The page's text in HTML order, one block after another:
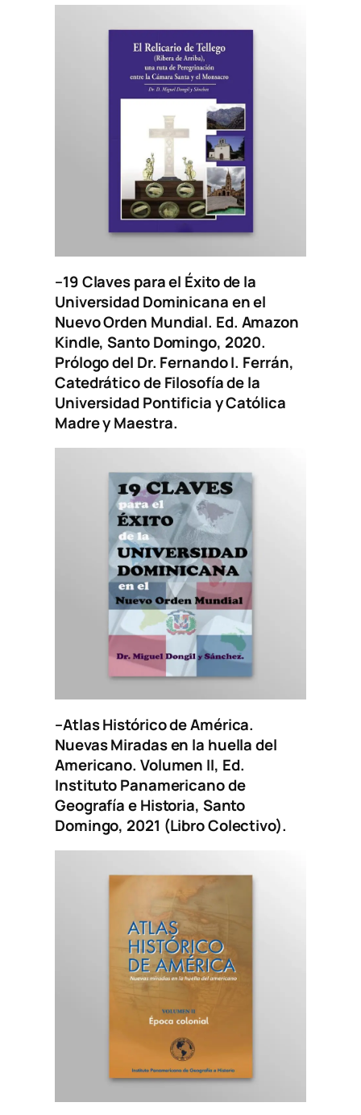
–19 Claves para el Éxito de la
Universidad Dominicana en el
Nuevo Orden Mundial. Ed. Amazon
Kindle, Santo Domingo, 2020.
Prólogo del Dr. Fernando I. Ferrán,
Catedrático de Filosofía de la
Universidad Pontificia y Católica
Madre y Maestra.
–Atlas Histórico de América.
Nuevas Miradas en la huella del
Americano. Volumen II, Ed.
Instituto Panamericano de
Geografía e Historia, Santo
Domingo, 2021 (Libro Colectivo).